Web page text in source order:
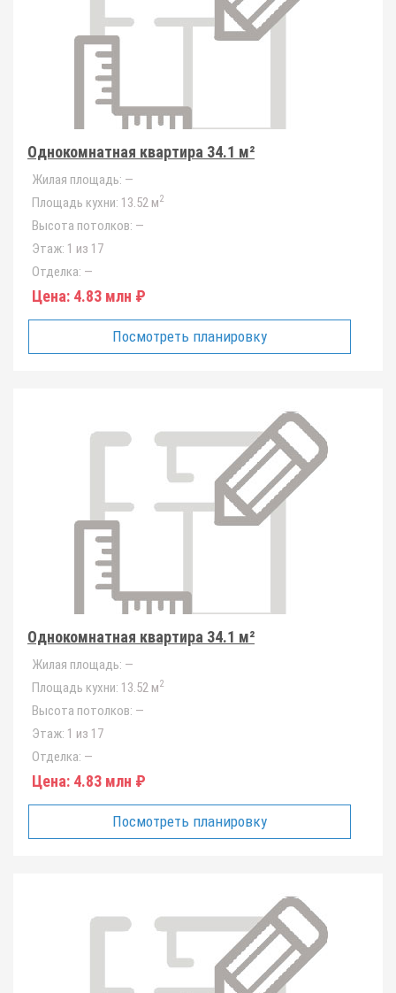
Однокомнатная квартира 34.1 м²
Жилая площадь: —
Площадь кухни: 13.52 м2
Высота потолков: —
Этаж: 1 из 17
Отделка: —
Цена: 4.83 млн ₽
Посмотреть планировку
Однокомнатная квартира 34.1 м²
Жилая площадь: —
Площадь кухни: 13.52 м2
Высота потолков: —
Этаж: 1 из 17
Отделка: —
Цена: 4.83 млн ₽
Посмотреть планировку